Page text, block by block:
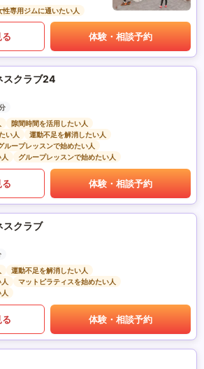
性専用ジムに通いたい人
体験・相談予約
スクラブ24
隙間時間を活用したい人
い人
運動不足を解消したい人
ループレッスンで始めたい人
グループレッスンで始めたい人
体験・相談予約
スクラブ
運動不足を解消したい人
マットピラティスを始めたい人
体験・相談予約